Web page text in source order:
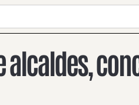
alcaldes,